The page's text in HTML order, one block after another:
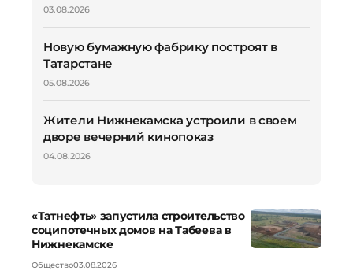
03.08.2026
Новую бумажную фабрику построят в
Татарстане
05.08.2026
Жители Нижнекамска устроили в своем
дворе вечерний кинопоказ
04.08.2026
«Татнефть» запустила строительство
соципотечных домов на Табеева в
Нижнекамске
Общество03.08.2026